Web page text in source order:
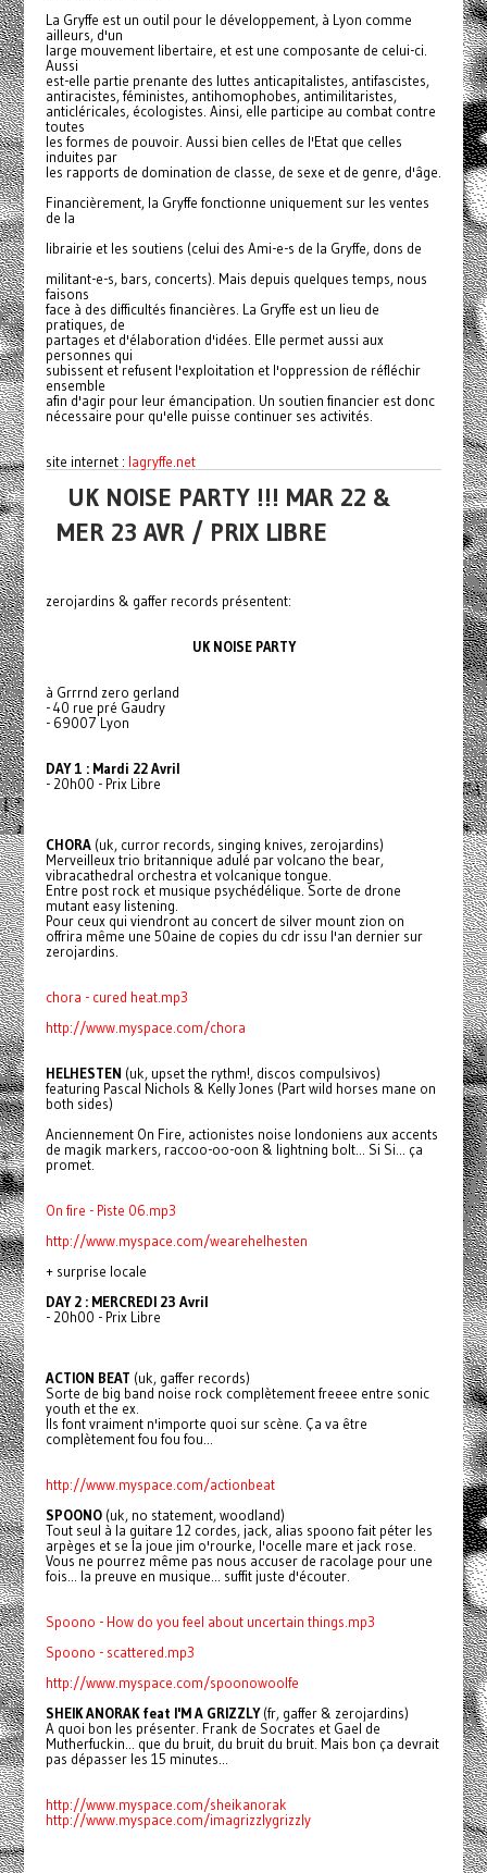
La Gryffe est un outil pour le développement, à Lyon comme
ailleurs, d'un
large mouvement libertaire, et est une composante de celui-ci.
Aussi
est-elle partie prenante des luttes anticapitalistes, antifascistes,
antiracistes, féministes, antihomophobes, antimilitaristes,
anticléricales, écologistes. Ainsi, elle participe au combat contre
toutes
les formes de pouvoir. Aussi bien celles de l'Etat que celles
induites par
les rapports de domination de classe, de sexe et de genre, d'âge.
Financièrement, la Gryffe fonctionne uniquement sur les ventes
de la
librairie et les soutiens (celui des Ami-e-s de la Gryffe, dons de
militant-e-s, bars, concerts). Mais depuis quelques temps, nous
faisons
face à des difficultés financières. La Gryffe est un lieu de
pratiques, de
partages et d'élaboration d'idées. Elle permet aussi aux
personnes qui
subissent et refusent l'exploitation et l'oppression de réfléchir
ensemble
afin d'agir pour leur émancipation. Un soutien financier est donc
nécessaire pour qu'elle puisse continuer ses activités.
site internet : lagryffe.net
UK NOISE PARTY !!! MAR 22 &
MER 23 AVR / PRIX LIBRE
zerojardins & gaffer records présentent:
UK NOISE PARTY
à Grrrnd zero gerland
- 40 rue pré Gaudry
- 69007 Lyon
DAY 1 : Mardi 22 Avril
- 20h00 - Prix Libre
CHORA(uk, curror records, singing knives, zerojardins)
Merveilleux trio britannique adulé par volcano the bear,
vibracathedral orchestra et volcanique tongue.
Entre post rock et musique psychédélique. Sorte de drone
mutant easy listening.
Pour ceux qui viendront au concert de silver mount zion on
offrira même une 50aine de copies du cdr issu l'an dernier sur
zerojardins.
chora - cured heat.mp3
http://www.myspace.com/chora
HELHESTEN (uk, upset the rythm!, discos compulsivos)
featuring Pascal Nichols & Kelly Jones (Part wild horses mane on
both sides)
Anciennement On Fire, actionistes noise londoniens aux accents
de magik markers, raccoo-oo-oon & lightning bolt... Si Si... ça
promet.
On fire - Piste 06.mp3
http://www.myspace.com/wearehelhesten
+ surprise locale
DAY 2 : MERCREDI 23 Avril
- 20h00 - Prix Libre
ACTION BEAT (uk, gaffer records)
Sorte de big band noise rock complètement freeee entre sonic
youth et the ex.
Ils font vraiment n'importe quoi sur scène. Ça va être
complètement fou fou fou...
http://www.myspace.com/actionbeat
SPOONO (uk, no statement, woodland)
Tout seul à la guitare 12 cordes, jack, alias spoono fait péter les
arpèges et se la joue jim o'rourke, l'ocelle mare et jack rose.
Vous ne pourrez même pas nous accuser de racolage pour une
fois... la preuve en musique... suffit juste d'écouter.
Spoono - How do you feel about uncertain things.mp3
Spoono - scattered.mp3
http://www.myspace.com/spoonowoolfe
SHEIK ANORAK feat I'M A GRIZZLY(fr, gaffer & zerojardins)
A quoi bon les présenter. Frank de Socrates et Gael de
Mutherfuckin... que du bruit, du bruit du bruit. Mais bon ça devrait
pas dépasser les 15 minutes...
http://www.myspace.com/sheikanorak
http://www.myspace.com/imagrizzlygrizzly